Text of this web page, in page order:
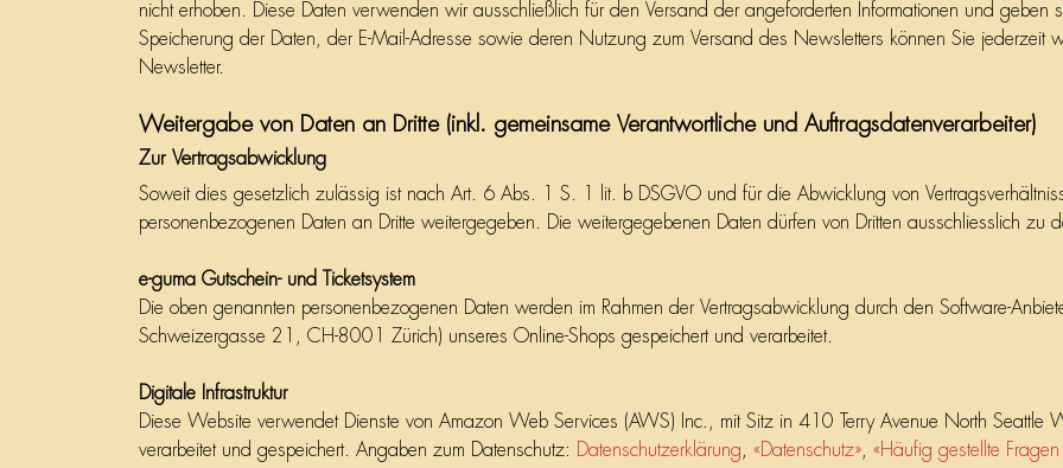
nicht erhoben. Diese Daten verwenden wir ausschließlich für den Versand der angeforderten Informationen und geben
Speicherung der Daten, der E-Mail-Adresse sowie deren Nutzung zum Versand des Newsletters können Sie jederzeit
Newsletter.
Weitergabe von Daten an Dritte (inkl. gemeinsame Verantwortliche und Auftragsdatenverarbeiter)
Zur Vertragsabwicklung
Soweit dies gesetzlich zulässig ist nach Art. 6 Abs. 1 S. 1 lit. b DSGVO und für die Abwicklung von
personenbezogenen Daten an Dritte weitergegeben. Die weitergegebenen Daten dürfen von Dritten ausschliesslich
e-guma Gutschein- und Ticketsystem
Die oben genannten personenbezogenen Daten werden im Rahmen der Vertragsabwicklung durch den Software-
Schweizergasse 21, CH-8001 Zürich) unseres Online-Shops gespeichert und verarbeitet.
Digitale Infrastruktur
Diese Website verwendet Dienste von Amazon Web Services (AWS) Inc., mit Sitz in 410 Terry Avenue North
verarbeitet und gespeichert. Angaben zum Datenschutz:
Datenschutzerklärung «Datenschutz»
«Häufig gestellte